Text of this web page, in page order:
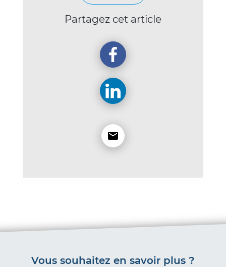
Partagez cet article
Vous souhaitez en savoir plus ?